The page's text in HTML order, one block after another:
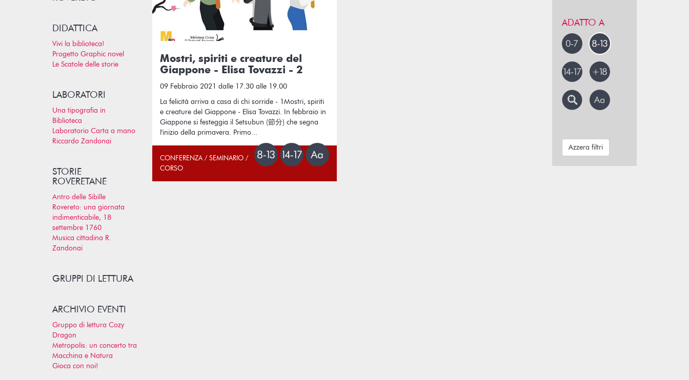
Mostri, spiriti e creature del
Giappone - Elisa Tovazzi - 2
09 Febbraio 2021 dalle 17.30 alle 19.00
La felicità arriva a casa di chi sorride - 1Mostri, spiriti
e creature del Giappone - Elisa Tovazzi. In febbraio in
Giappone si festeggia il Setsubun (節分) che segna
l'inizio della primavera. Primo...
CONFERENZA / SEMINARIO /
CORSO
DIDATTICA
Vivi la biblioteca!
Progetto Graphic novel
Le Scatole delle storie
LABORATORI
Una tipografia in
Biblioteca
Laboratorio Carta a mano
Riccardo Zandonai
STORIE
ROVERETANE
Antro delle Sibille
Rovereto: una giornata
indimenticabile, 18
settembre 1760
Musica cittadina R.
Zandonai
GRUPPI DI LETTURA
ARCHIVIO EVENTI
Gruppo di lettura Cozy
Dragon
Metropolis: un concerto tra
Macchina e Natura
Gioca con noi!
ADATTO A
Azzera filtri